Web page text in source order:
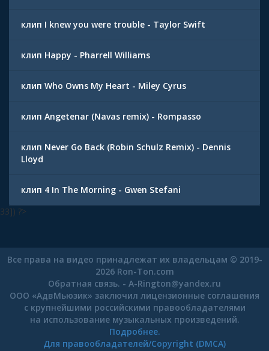
клип I knew you were trouble - Taylor Swift
клип Happy - Pharrell Williams
клип Who Owns My Heart - Miley Cyrus
клип Angetenar (Navas remix) - Rompasso
клип Never Go Back (Robin Schulz Remix) - Dennis
Lloyd
клип 4 In The Morning - Gwen Stefani
33]) ?>
Все права на видео принадлежат их владельцам © 2019-
2026 Ron-Ton.com
Обратная связь. - A-Rington@yandex.ru
ООО «АдвМьюзик» заключил лицензионные соглашения
с крупнейшими российскими правообладателями
на использование музыкальных произведений.
Подробнее.
Для правообладателей/Copyright (DMCA)